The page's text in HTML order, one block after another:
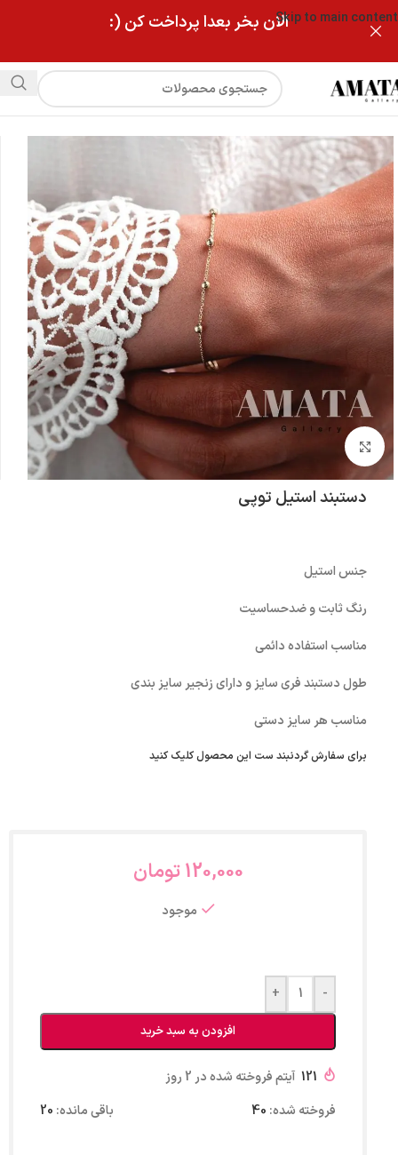
Skip to main contentالان بخر بعدا پرداخت کن (:
فروشگاه دستبند استیل توپی
بزرگنمایی تصویر
دستبند استیل توپی
جنس استیل
رنگ ثابت و ضدحساسیت
مناسب استفاده دائمی
طول دستبند فری سایز و دارای زنجیر سایز بندی
مناسب هر سایز دستی
برای سفارش گردنبند ست این محصول کلیک کنید
120,000تومان
موجود
-
+
افزودن به سبد خرید
121 آیتم فروخته شده در 2 روز
فروخته شده: 40 باقی مانده: 20